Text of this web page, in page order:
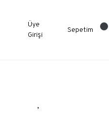
Üye
Girişi
Sepetim